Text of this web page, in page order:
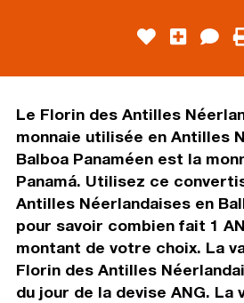
Le Florin des Antilles
monnaie utilisée en Antilles
Balboa Panaméen est la
Panamá. Utilisez ce
Antilles Néerlandaises en
pour savoir combien fait 1
montant de votre choix. La
Florin des Antilles
du jour de la devise ANG. La